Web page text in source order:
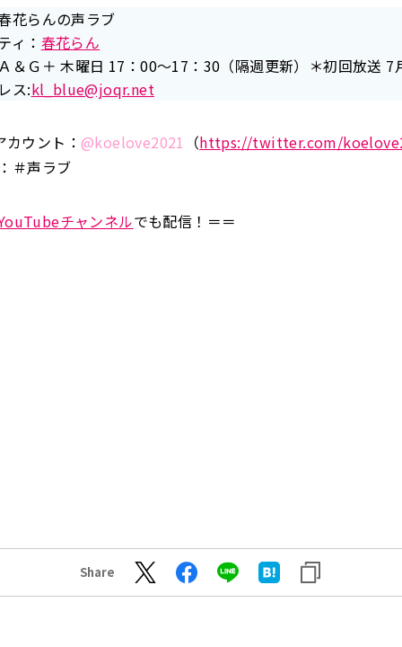
花らんの声ラブ
ィ： 春花らん
＆Ｇ＋ 木曜日 17：00～17：30（隔週更新）＊初回放送 7
ス:kl_blue@joqr.net
ウント： @koelove2021 （https://twitter.com/
＃声ラブ
チャンネルでも配信！＝＝
Share